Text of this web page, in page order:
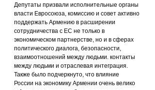
Депутаты призвали исполнительные органы
власти Евросоюза, комиссию и совет активно
поддержать Армению в расширении
сотрудничества с ЕС не только в
экономическом партнерстве, но и в сферах
политического диалога, безопасности,
взаимоотношений между людьми. контакты
между людьми и отраслевая интеграция.
Также было подчеркнуто, что влияние
России на экономику Армении очень велико